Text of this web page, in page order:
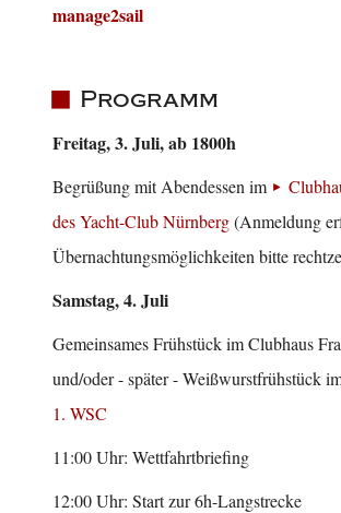
manage2sail
Programm
Freitag, 3. Juli, ab 1800h
Begrüßung mit Abendessen im
des Yacht-Club Nürnberg(Anmeldung
Übernachtungsmöglichkeiten bitte
Samstag, 4. Juli
Gemeinsames Frühstück im Clubhaus
und/oder - später - Weißwurstfrühstück
1. WSC
11:00 Uhr: Wettfahrtbriefing
12:00 Uhr: Start zur 6h-Langstrecke